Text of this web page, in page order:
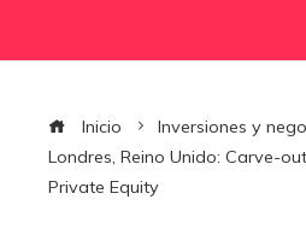
Inicio
Inversiones y
Londres, Reino Unido: Carve-
Private Equity